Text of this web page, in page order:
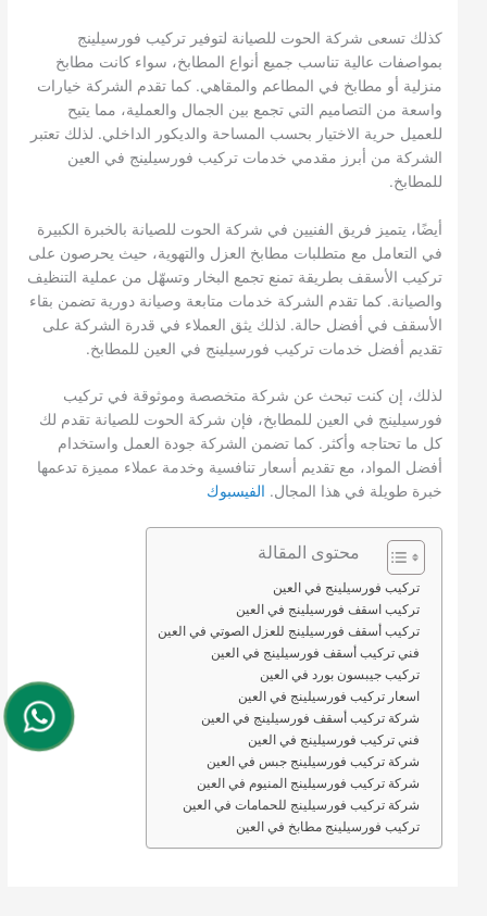
كذلك تسعى شركة الحوت للصيانة لتوفير تركيب فورسيلينج
بمواصفات عالية تناسب جميع أنواع المطابخ، سواء كانت مطابخ
منزلية أو مطابخ في المطاعم والمقاهي. كما تقدم الشركة خيارات
واسعة من التصاميم التي تجمع بين الجمال والعملية، مما يتيح
للعميل حرية الاختيار بحسب المساحة والديكور الداخلي. لذلك تعتبر
الشركة من أبرز مقدمي خدمات تركيب فورسيلينج في العين
للمطابخ.
أيضًا، يتميز فريق الفنيين في شركة الحوت للصيانة بالخبرة الكبيرة
في التعامل مع متطلبات مطابخ العزل والتهوية، حيث يحرصون على
تركيب الأسقف بطريقة تمنع تجمع البخار وتسهّل من عملية التنظيف
والصيانة. كما تقدم الشركة خدمات متابعة وصيانة دورية تضمن بقاء
الأسقف في أفضل حالة. لذلك يثق العملاء في قدرة الشركة على
تقديم أفضل خدمات تركيب فورسيلينج في العين للمطابخ.
لذلك، إن كنت تبحث عن شركة متخصصة وموثوقة في تركيب
فورسيلينج في العين للمطابخ، فإن شركة الحوت للصيانة تقدم لك
كل ما تحتاجه وأكثر. كما تضمن الشركة جودة العمل واستخدام
أفضل المواد، مع تقديم أسعار تنافسية وخدمة عملاء مميزة تدعمها
خبرة طويلة في هذا المجال. الفيسبوك
محتوى المقالة
تركيب فورسيلينج في العين
تركيب اسقف فورسيلينج في العين
تركيب أسقف فورسيلينج للعزل الصوتي في العين
فني تركيب أسقف فورسيلينج في العين
تركيب جيبسون بورد في العين
اسعار تركيب فورسيلينج في العين
شركة تركيب أسقف فورسيلينج في العين
فني تركيب فورسيلينج في العين
شركة تركيب فورسيلينج جبس في العين
شركة تركيب فورسيلينج المنيوم في العين
شركة تركيب فورسيلينج للحمامات في العين
تركيب فورسيلينج مطابخ في العين